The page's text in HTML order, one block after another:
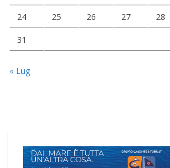
24 25 26 27 28
31
« Lug